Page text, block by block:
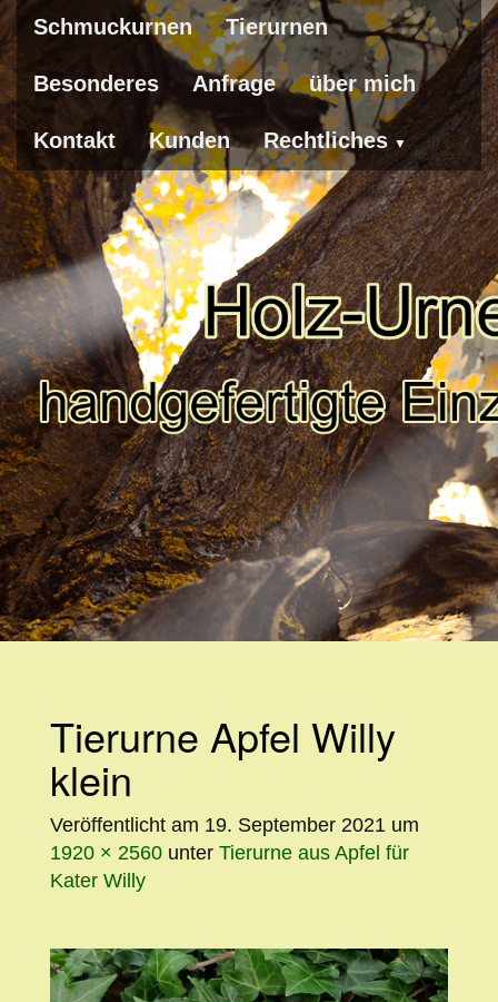
Schmuckurnen Tierurnen
Besonderes Anfrage über mich
Kontakt Kunden Rechtliches
WEITER
ZUM
Tierurne Apfel Willy
klein
Veröffentlicht am 19. September 2021 um
1920 × 2560 unter Tierurne aus Apfel für
Kater Willy